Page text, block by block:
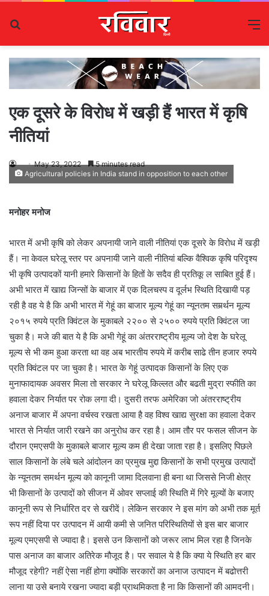
एक दूसरे के विरोध में खड़ी हैं भारत में कृषि
नीतियां
May 23, 2022 5 minutes read
Agricultural policies in India stand in opposition to each other
मनोहर मनोज
भारत में अभी कृषि को लेकर अपनायी जाने वाली नीतियां एक दूसरे के विरोध में खड़ी
हैं। ना केवल घरेलू स्तर पर अपनायी जाने वाली नीतियां बल्कि वैश्विक कृषि परिदृश्य
भी कृषि उत्पादकों यानी हमारे किसानों के हितों के सदैव ही प्रतिकू ल साबित हुई हैं।
अभी भारत में खाद्य जिन्सों के बाजार में एक दिलचस्प व दूर्लभ स्थिति दिखायी पड़
रही है वह ये है कि अभी भारत में गेहूं का बाजार मूल्य गेहूं का न्यूनतम समर्र्थन मूल्य
२०१५ रुपये प्रति क्विंटल के मुकाबले २२०० से २५०० रुपये प्रति क्विंटल जा
चुका है। मजे की बात ये है कि अभी गेहूं का अंतरराष्ट्रीय मूल्य जो देश केे घरेलू
मूल्य से भी कम हुआ करता था वह अब भारतीय रुपये में करीब साढे तीन हजार रुपये
प्रति क्विंटल पर जा चुका है। भारत के गेहूं उत्पादक किसानों के लिए एक
मुनाफादायक अवसर मिला तो सरकार ने घरेलू किल्लत और बढती मुद्रा स्फीति का
हवाला देकर निर्यात पर रोक लगा दी। दुसरी तरफ अमेरिका जो अंतरराष्ट्रीय
अनाज बाजार में अपना वर्चस्व रखता आया है वह विश्व खाद्य सुरक्षा का हवाला देकर
भारत से निर्यात जारी रखने का अनुरोध कर रहा है। आम तौर पर फसल सीजन के
दौरान एमएसपी के मुकाबले बाजार मूल्य कम ही देखा जाता रहा है। इसलिए पिछले
साल किसानों के लंबे चले आंदोलन का प्रमुख मुद्दा किसानों के सभी प्रमुख उत्पादों
के न्यूनतम समर्थन मूल्य को कानूनी जामा दिलवाना ही बना था जिससे निजी क्षेत्र
भी किसानों के उत्पादों को सीजन में ओवर सप्लाई की स्थिति में गिरे मूल्यों के बजाए
कानूनी रूप से निर्धारित दर से खरीदें। लेकिन सरकार ने इस मांग को अभी तक मूर्त
रूप नहीं दिया पर उत्पादन में आयी कमी से जनित परिस्थितियों से इस बार बाजार
मूल्य एमएसपी से ज्यादा है। इससे उन किसानों को जरूर लाभ मिल रहा है जिनके
पास अनाज का बाजार अतिरेक मौजूद है। पर सवाल ये है कि क्या ये स्थिति हर बार
मौजूद रहेगी? नहीं ऐसा नहीं होगा क्योंकि सरकारों का अनाज उत्पादन में बढोत्तरी
लाना या उसे बनाये रखना ज्यादा बड़ी प्राथमिकता है ना कि किसानों की आमदनी।